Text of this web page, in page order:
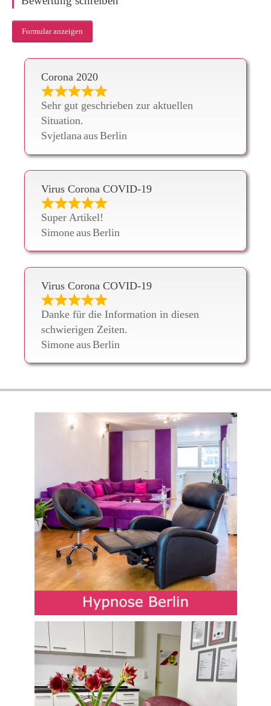
Formular anzeigen
Corona 2020
Sehr gut geschrieben zur aktuellen
Situation.
SvjetlanaausBerlin
Virus Corona COVID-19
Super Artikel!
SimoneausBerlin
Virus Corona COVID-19
Danke für die Information in diesen
schwierigen Zeiten.
SimoneausBerlin